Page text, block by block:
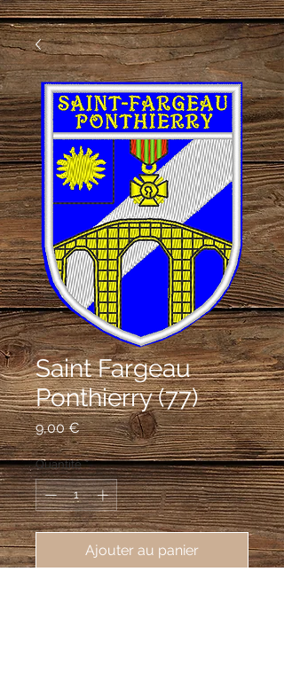
Saint Fargeau
Ponthierry (77)
9,00 €Prix
Quantité *
Ajouter au panier